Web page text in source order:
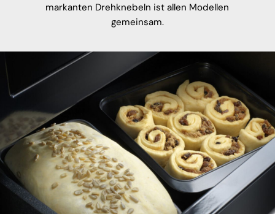
markanten Drehknebeln ist allen Modellen
gemeinsam.